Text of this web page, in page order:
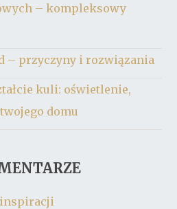
– kompleksowy
– przyczyny i rozwiązania
kuli: oświetlenie,
domu